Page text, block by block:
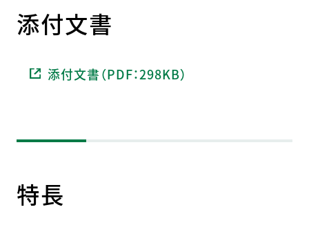
添付文書
添付文書（PDF：298KB）
特長